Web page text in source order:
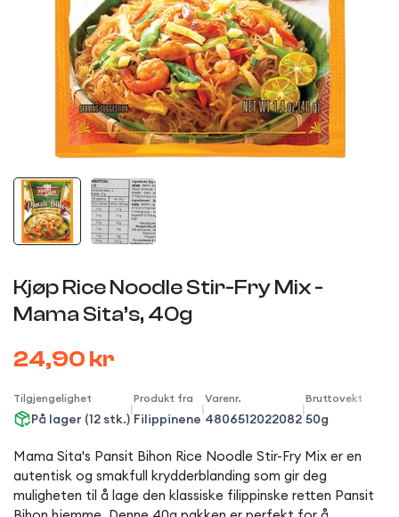
Kjøp Rice Noodle Stir-Fry Mix -
Mama Sita’s, 40g
24,90 kr
Tilgjengelighet
På lager (12 stk.)
|
Produkt fra
Filippinene
|
Varenr.
4806512022082
|
Bruttovekt
50g
Mama Sita's Pansit Bihon Rice Noodle Stir-Fry Mix er en
autentisk og smakfull krydderblanding som gir deg
muligheten til å lage den klassiske filippinske retten Pansit